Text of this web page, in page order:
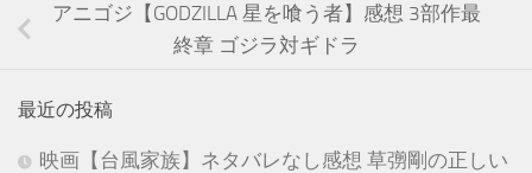
アニゴジ【GODZILLA 星を喰う者】感想 3部作最
終章 ゴジラ対ギドラ
最近の投稿
映画【台風家族】ネタバレなし感想 草彅剛の正しい